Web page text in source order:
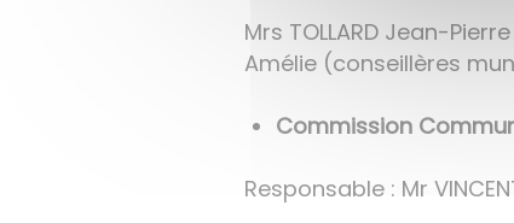
Mrs TOLLARD Jean-
Amélie (conseillères
Commission
Responsable : Mr